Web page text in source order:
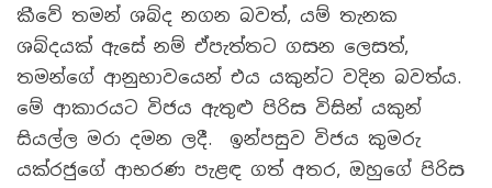
කීවේ තමන් ශබ්ද නගන බවත්, යම් තැනක
ශබ්දයක් ඇසේ නම් ඒපැත්තට ගසන ලෙසත්,
තමන්ගේ ආනුභාවයෙන් එය යකුන්ට වදින බවත්ය.
මේ ආකාරයට විජය ඇතුළු පිරිස විසින් යකුන්
සියල්ල මරා දමන ලදී. ඉන්පසුව විජය කුමරු
යක්රජුගේ ආභරණ පැළඳ ගත් අතර, ඔහුගේ පිරිස